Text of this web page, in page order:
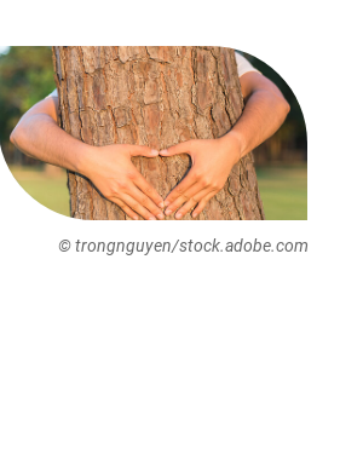
© trongnguyen/stock.adobe.com